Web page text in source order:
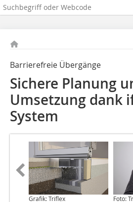
Barrierefreie Übergänge
Sichere Planung
Umsetzung dank
System
Grafik: Triflex Foto: